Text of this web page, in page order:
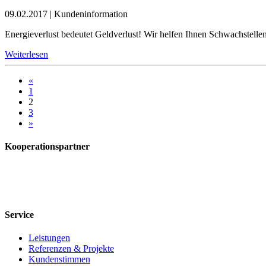
09.02.2017 | Kundeninformation
Energieverlust bedeutet Geldverlust! Wir helfen Ihnen
Weiterlesen
«
1
2
3
»
Kooperationspartner
Service
Leistungen
Referenzen & Projekte
Kundenstimmen